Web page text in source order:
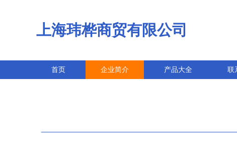
上海玮桦商贸有限公司
首页 企业简介 产品大全 联